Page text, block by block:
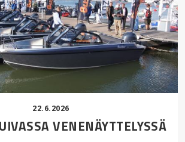
22.6.2026
VENENÄYTTELYSSÄ